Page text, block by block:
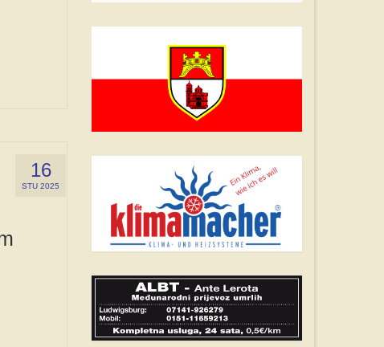
16
STU 2025